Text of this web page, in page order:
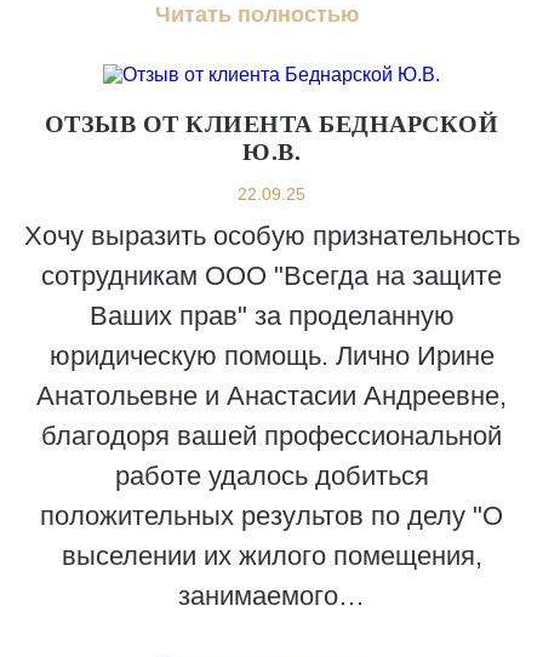
Читать полностью
ОТЗЫВ ОТ КЛИЕНТА БЕДНАРСКОЙ
Ю.В.
22.09.25
Хочу выразить особую признательность
сотрудникам ООО "Всегда на защите
Ваших прав" за проделанную
юридическую помощь. Лично Ирине
Анатольевне и Анастасии Андреевне,
благодоря вашей профессиональной
работе удалось добиться
положительных результов по делу "О
выселении их жилого помещения,
занимаемого…